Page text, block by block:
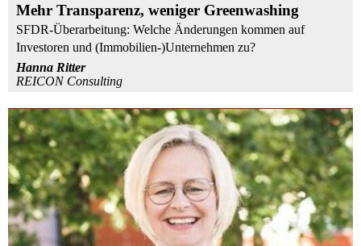
Mehr Transparenz, weniger Greenwashing
SFDR-Überarbeitung: Welche Änderungen kommen auf
Investoren und (Immobilien-)Unternehmen zu?
Hanna Ritter
REICON Consulting